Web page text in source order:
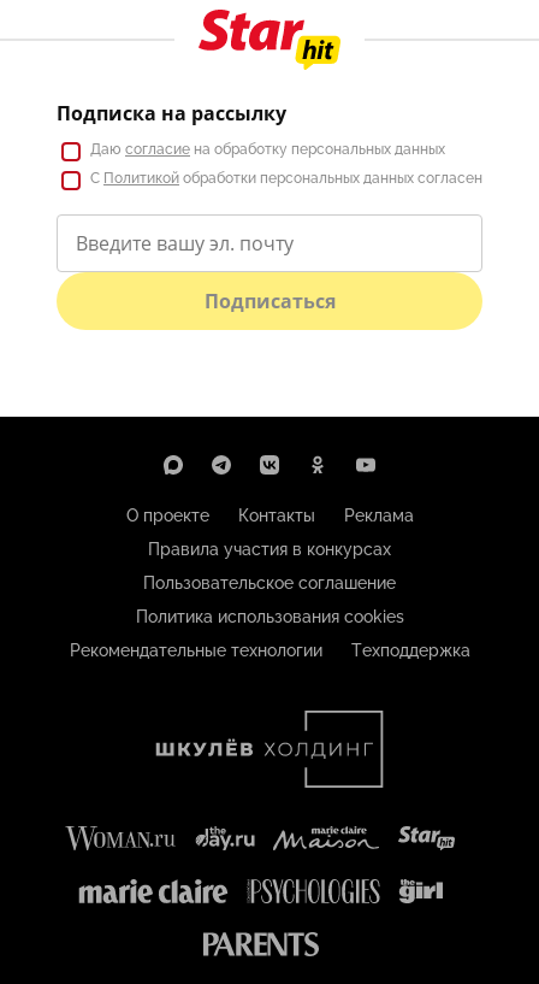
Подписка на рассылку
Даю согласие на обработку персональных данных
С Политикой обработки персональных данных согласен
Подписаться
О проекте Контакты
Реклама
Правила участия в конкурсах
Пользовательское соглашение
Политика использования cookies
Рекомендательные технологии
Техподдержка